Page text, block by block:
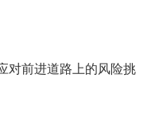
对前进道路上的风险挑